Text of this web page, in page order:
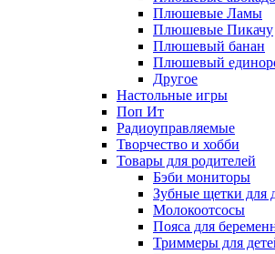
Плюшевые Ламы
Плюшевые Пикачу
Плюшевый банан
Плюшевый
Другое
Настольные игры
Поп Ит
Радиоуправляемые
Творчество и хобби
Товары для родителей
Бэби мониторы
Зубные щетки для
Молокоотсосы
Пояса для
Триммеры для